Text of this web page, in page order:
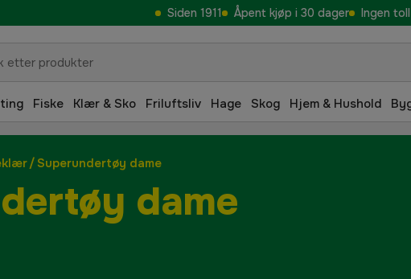
Siden 1911 Åpent kjøp i 30 dager Ingen
Fiske Klær & Sko Friluftsliv Hage Skog Hjem & Hushold
/ Superundertøy dame
dame